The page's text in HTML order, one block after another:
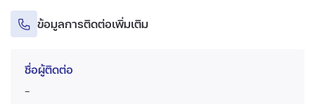
ข้อมูลการติดต่อเพิ่มเติม
ชื่อผู้ติดต่อ
-